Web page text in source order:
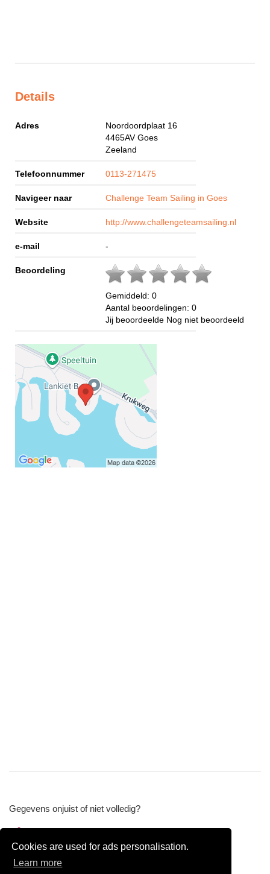
Cookies are used for ads personalisation.
Learn more
Details
Adres
Noordoordplaat 16
4465AV Goes
Zeeland
Telefoonnummer 0113-271475
Navigeer naar Challenge Team Sailing in Goes
Website http://www.challengeteamsailing.nl
e-mail -
Beoordeling
Gemiddeld: 0
Aantal beoordelingen: 0
Jij beoordeelde Nog niet beoordeeld
Gegevens onjuist of niet volledig?